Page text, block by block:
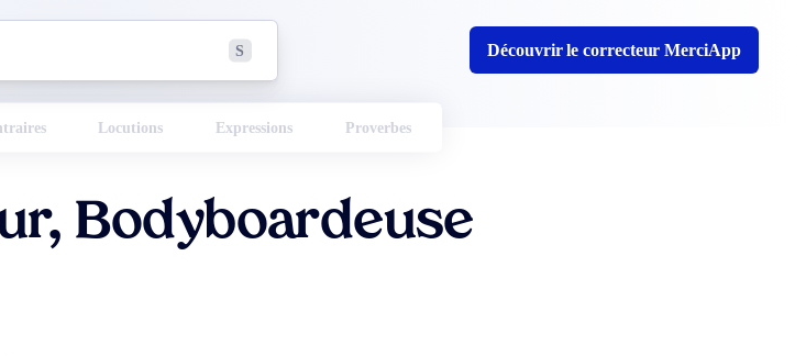
S Découvrir le correcteur MerciApp
Locutions Expressions Proverbes
Bodyboardeuse